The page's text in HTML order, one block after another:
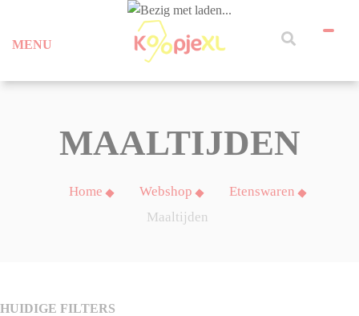
MENU
MAALTIJDEN
Home Webshop
Etenswaren
Maaltijden
HUIDIGE FILTERS